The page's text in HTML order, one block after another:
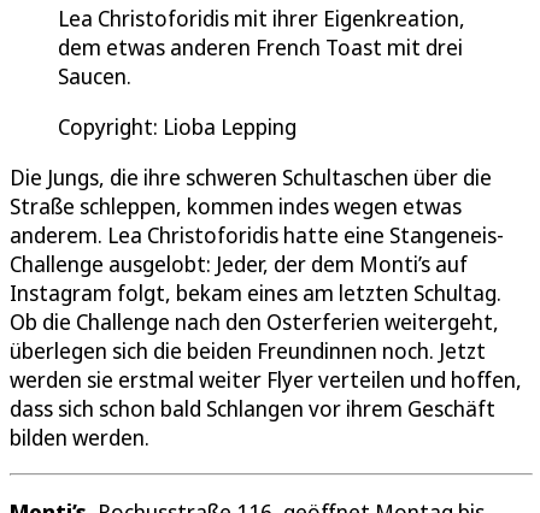
Lea Christoforidis mit ihrer Eigenkreation,
dem etwas anderen French Toast mit drei
Saucen.
Copyright: Lioba Lepping
Die Jungs, die ihre schweren Schultaschen über die
Straße schleppen, kommen indes wegen etwas
anderem. Lea Christoforidis hatte eine Stangeneis-
Challenge ausgelobt: Jeder, der dem Monti’s auf
Instagram folgt, bekam eines am letzten Schultag.
Ob die Challenge nach den Osterferien weitergeht,
überlegen sich die beiden Freundinnen noch. Jetzt
werden sie erstmal weiter Flyer verteilen und hoffen,
dass sich schon bald Schlangen vor ihrem Geschäft
bilden werden.